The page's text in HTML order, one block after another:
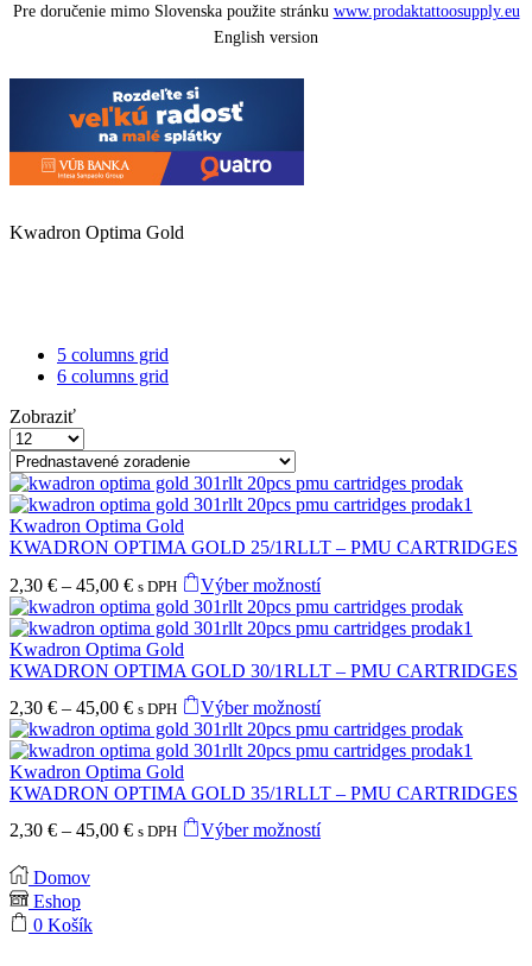
Pre doručenie mimo Slovenska použite stránku www.prodaktattoosupply.eu
English version
Kwadron Optima Gold
5 columns grid
6 columns grid
Zobraziť
Products
per
page
Kwadron Optima Gold
KWADRON OPTIMA GOLD 25/1RLLT – PMU CARTRIDGES
2,30 € – 45,00 €Price
range:
2,30 €
through
45,00 €
s DPH Výber možnostíTento
produkt
má
variantov.
si
môžete
vybrať
stránke
Kwadron Optima Gold
KWADRON OPTIMA GOLD 30/1RLLT – PMU CARTRIDGES
2,30 € – 45,00 €Price
range:
2,30 €
through
45,00 €
s DPH Výber možnostíTento
produkt
má
variantov.
si
Kwadron Optima Gold
KWADRON OPTIMA GOLD 35/1RLLT – PMU CARTRIDGES
2,30 € – 45,00 €Price
s DPH Výber možnostíTento
Domov
Eshop
0 Košík